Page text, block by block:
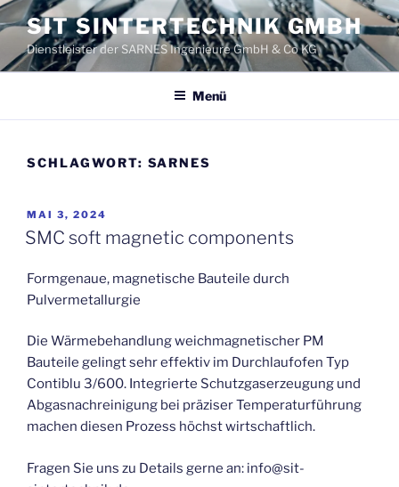
Zum
Inhalt
springen
SIT SINTERTECHNIK GMBH
Dienstleister der SARNES Ingenieure GmbH & Co KG
Menü
SCHLAGWORT: SARNES
VERÖFFENTLICHT
AM
MAI 3, 2024
SMC soft magnetic components
Formgenaue, magnetische Bauteile durch
Pulvermetallurgie
Die Wärmebehandlung weichmagnetischer PM
Bauteile gelingt sehr effektiv im Durchlaufofen Typ
Contiblu 3/600. Integrierte Schutzgaserzeugung und
Abgasnachreinigung bei präziser Temperaturführung
machen diesen Prozess höchst wirtschaftlich.
Fragen Sie uns zu Details gerne an: info@sit-